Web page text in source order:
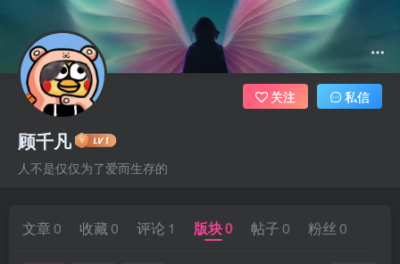
顾千凡
人不是仅仅为了爱而生存的
关注 私信
文章 0 收藏 0 评论 1 版块0 帖子 0 粉丝 0